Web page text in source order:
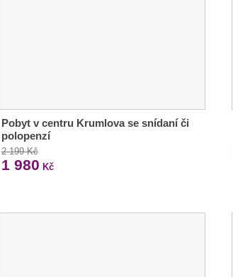
Pobyt v centru Krumlova se snídaní či
polopenzí
2 199 Kč
1 980 Kč